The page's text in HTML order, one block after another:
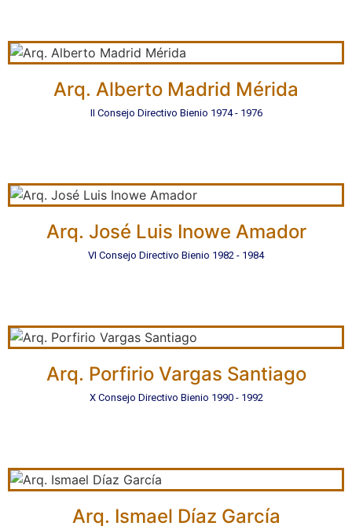
Arq. Alberto Madrid Mérida
II Consejo Directivo Bienio 1974 - 1976
Arq. José Luis Inowe Amador
VI Consejo Directivo Bienio 1982 - 1984
Arq. Porfirio Vargas Santiago
X Consejo Directivo Bienio 1990 - 1992
Arq. Ismael Díaz García